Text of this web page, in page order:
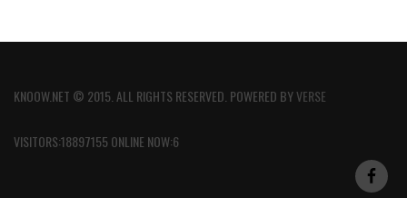
KNOOW.NET © 2015. ALL RIGHTS RESERVED. POWERED BYVERSE
VISITORS:18897155 ONLINE NOW:6